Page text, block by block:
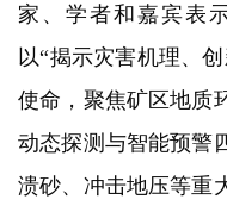
家、学者和嘉宾表
以“揭示灾害机理、
使命，聚焦矿区地质
动态探测与智能预警
溃砂、冲击地压等重